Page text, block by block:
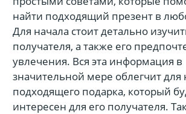
найти подходящий презент в
Для начала стоит детально
получателя, а также его
увлечения. Вся эта информация в
значительной мере облегчит для
подходящего подарка, который
интересен для его получателя.